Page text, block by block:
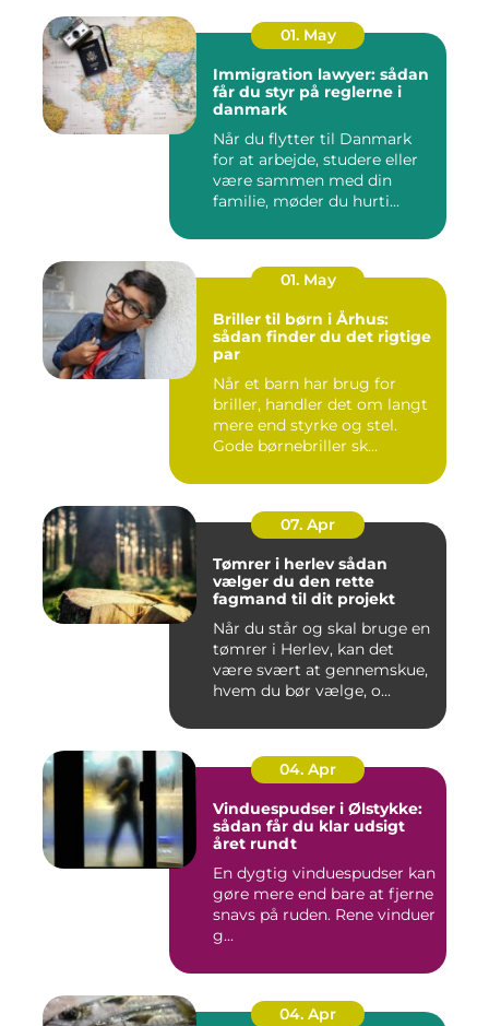
01. May
Immigration lawyer: sådan
får du styr på reglerne i
danmark
Når du flytter til Danmark
for at arbejde, studere eller
være sammen med din
familie, møder du hurti...
01. May
Briller til børn i Århus:
sådan finder du det rigtige
par
Når et barn har brug for
briller, handler det om langt
mere end styrke og stel.
Gode børnebriller sk...
07. Apr
Tømrer i herlev sådan
vælger du den rette
fagmand til dit projekt
Når du står og skal bruge en
tømrer i Herlev, kan det
være svært at gennemskue,
hvem du bør vælge, o...
04. Apr
Vinduespudser i Ølstykke:
sådan får du klar udsigt
året rundt
En dygtig vinduespudser kan
gøre mere end bare at fjerne
snavs på ruden. Rene vinduer
g...
04. Apr